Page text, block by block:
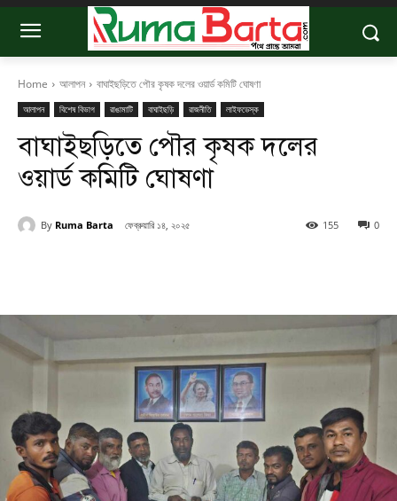
Home আলাপন বাঘাইছড়িতে পৌর কৃষক দলের ওয়ার্ড কমিটি ঘোষণা
আলাপন বিশেষ বিভাগ রাঙামাটি বাঘাইছড়ি রাজনীতি লাইফডেস্ক
বাঘাইছড়িতে পৌর কৃষক দলের
ওয়ার্ড কমিটি ঘোষণা
By Ruma Barta ফেব্রুয়ারি ১৪, ২০২৫ 0
155